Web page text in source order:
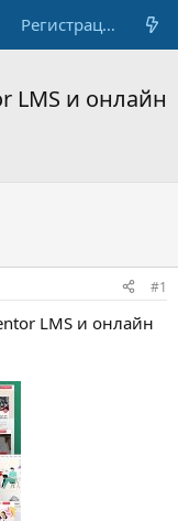
Регистрация
LMS и онлайн
#1
LMS и онлайн